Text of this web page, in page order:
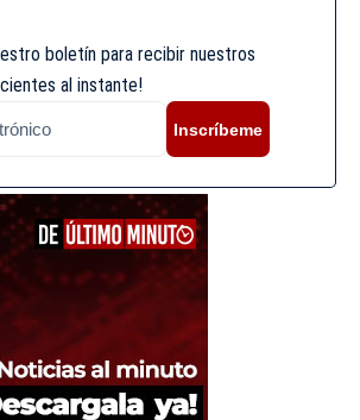
boletín para recibir nuestros
al instante!
Inscríbeme